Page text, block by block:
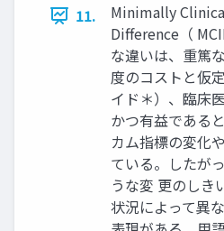
11.
Minimally
Difference（
な違いは、重篤
度のコストと仮
イド＊）、臨床
かつ有益である
カム指標の変化
ている。したが
うな変 更のしき
状況によって異